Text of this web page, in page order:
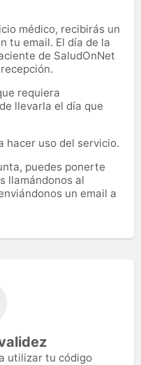
médico, recibirás un
tu email. El día de la
de SaludOnNet
requiera
llevarla el día que
hacer uso del servicio.
puedes ponerte
llamándonos al
un email a
utilizar tu código